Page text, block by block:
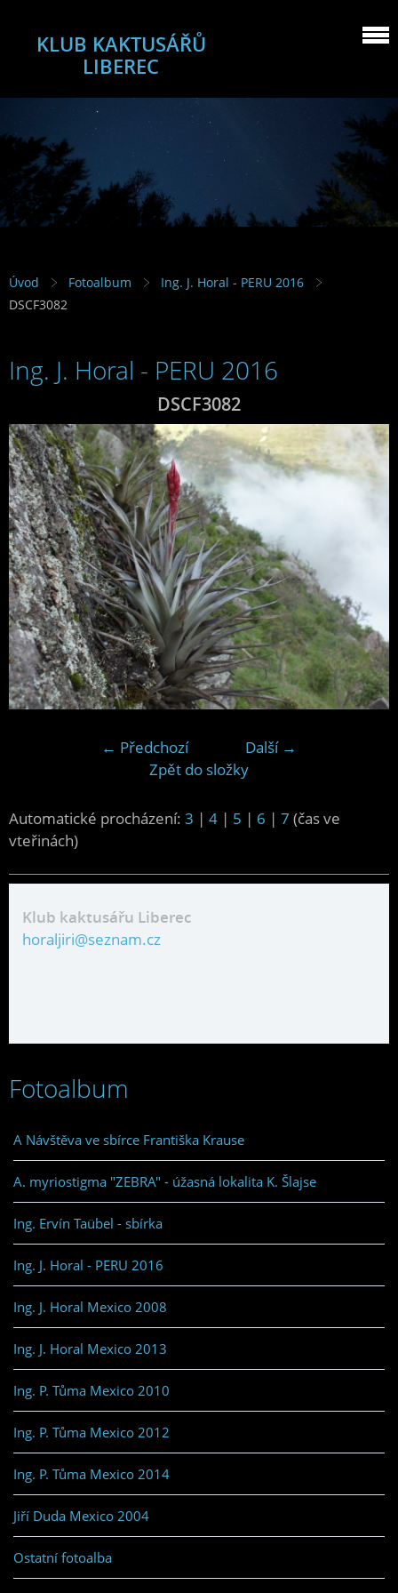
KLUB KAKTUSÁŘŮ
LIBEREC
Úvod Fotoalbum
Ing. J. Horal - PERU 2016
DSCF3082
Ing. J. Horal - PERU 2016
DSCF3082
← Předchozí
Další →
Zpět do složky
Automatické procházení: 3 | 4 | 5 | 6 | 7 (čas ve
vteřinách)
Klub kaktusářu Liberec
horaljiri@seznam.cz
Fotoalbum
A Návštěva ve sbírce Františka Krause
A. myriostigma "ZEBRA" - úžasná lokalita K. Šlajse
Ing. Ervín Taübel - sbírka
Ing. J. Horal - PERU 2016
Ing. J. Horal Mexico 2008
Ing. J. Horal Mexico 2013
Ing. P. Tůma Mexico 2010
Ing. P. Tůma Mexico 2012
Ing. P. Tůma Mexico 2014
Jiří Duda Mexico 2004
Ostatní fotoalba